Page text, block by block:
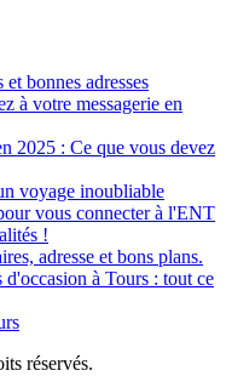
bonnes adresses
à votre messagerie en
2025 : Ce que vous devez
voyage inoubliable
vous connecter à l'ENT
!
adresse et bons plans.
d'occasion à Tours : tout ce
réservés.